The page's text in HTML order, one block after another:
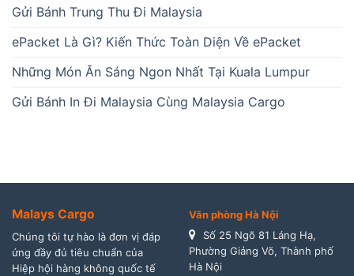
Gửi Bánh Trung Thu Đi Malaysia
ePacket Là Gì? Kiến Thức Toàn Diện Về ePacket
Những Món Ăn Sáng Ngon Nhất Tại Kuala Lumpur
Gửi Bánh In Đi Malaysia Cùng Malaysia Cargo
Malays Cargo
Chúng tôi tự hào là đơn vị đáp
ứng đầy đủ tiêu chuẩn của
Hiệp hội hàng không quốc tế
Văn phòng Hà Nội
Số 25 Ngõ 81 Láng Hạ,
Phường Giảng Võ, Thành phố
Hà Nội